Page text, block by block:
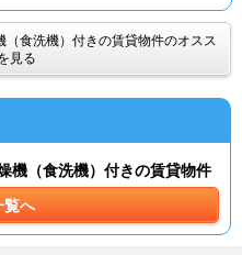
食洗機）付きの賃貸物件のオスス
見る
機（食洗機）付きの賃貸物件
覧へ